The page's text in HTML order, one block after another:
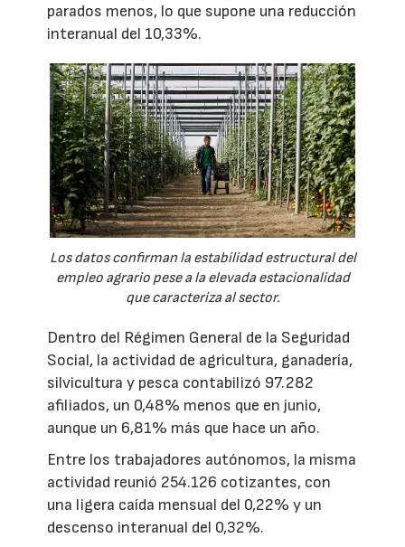
parados menos, lo que supone una reducción
interanual del 10,33%.
Los datos confirman la estabilidad estructural del
empleo agrario pese a la elevada estacionalidad
que caracteriza al sector.
Dentro del Régimen General de la Seguridad
Social, la actividad de agricultura, ganadería,
silvicultura y pesca contabilizó 97.282
afiliados, un 0,48% menos que en junio,
aunque un 6,81% más que hace un año.
Entre los trabajadores autónomos, la misma
actividad reunió 254.126 cotizantes, con
una ligera caída mensual del 0,22% y un
descenso interanual del 0,32%.